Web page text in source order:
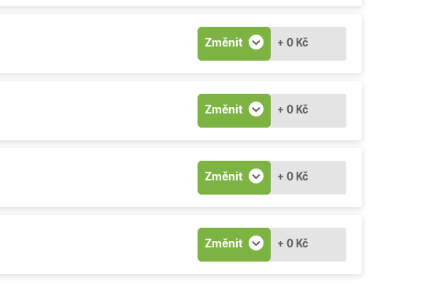
Změnit + 0 Kč
Změnit + 0 Kč
Změnit + 0 Kč
Změnit + 0 Kč